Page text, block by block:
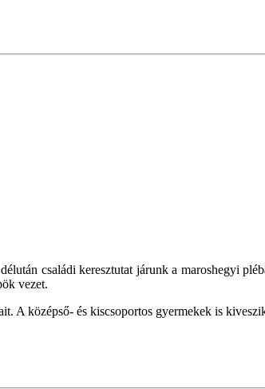
családi keresztutat járunk a maroshegyi
vezet.
A középső- és kiscsoportos gyermekek is